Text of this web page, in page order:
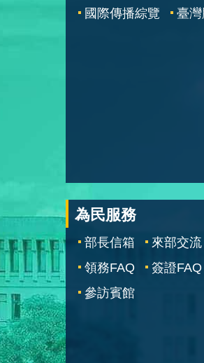
國際傳播綜覽 臺
為民服務
部長信箱 來部交流
領務FAQ
簽證FAQ
參訪賓館